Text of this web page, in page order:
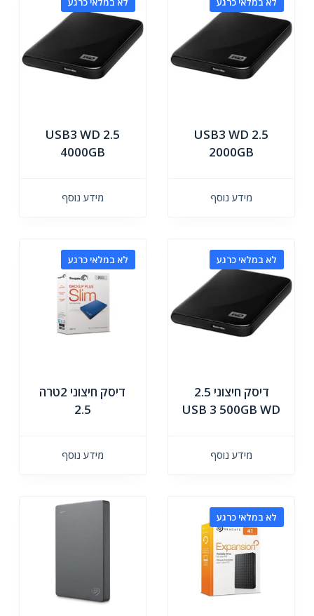
USB3 WD 2.5
2000GB
מידע נוסף
USB3 WD 2.5
4000GB
מידע נוסף
לא במלאי כרגע
דיסק חיצוני 2.5
USB 3 500GB WD
מידע נוסף
לא במלאי כרגע
דיסק חיצוני 2טרה
2.5
מידע נוסף
לא במלאי כרגע